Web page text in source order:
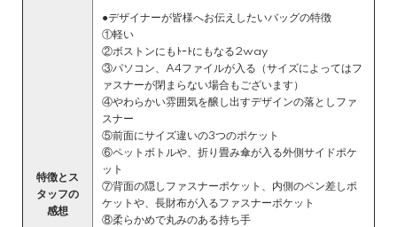
特徴とス
タッフの
感想
●デザイナーが皆様へお伝えしたいバッグの特徴
①軽い
②ボストンにもﾄｰﾄにもなる2way
③パソコン、A4ファイルが入る（サイズによってはフ
ァスナーが閉まらない場合もございます）
④やわらかい雰囲気を醸し出すデザインの落としファ
スナー
⑤前面にサイズ違いの3つのポケット
⑥ペットボトルや、折り畳み傘が入る外側サイドポケ
ット
⑦背面の隠しファスナーポケット、内側のペン差しポ
ケットや、長財布が入るファスナーポケット
⑧柔らかめで丸みのある持ち手